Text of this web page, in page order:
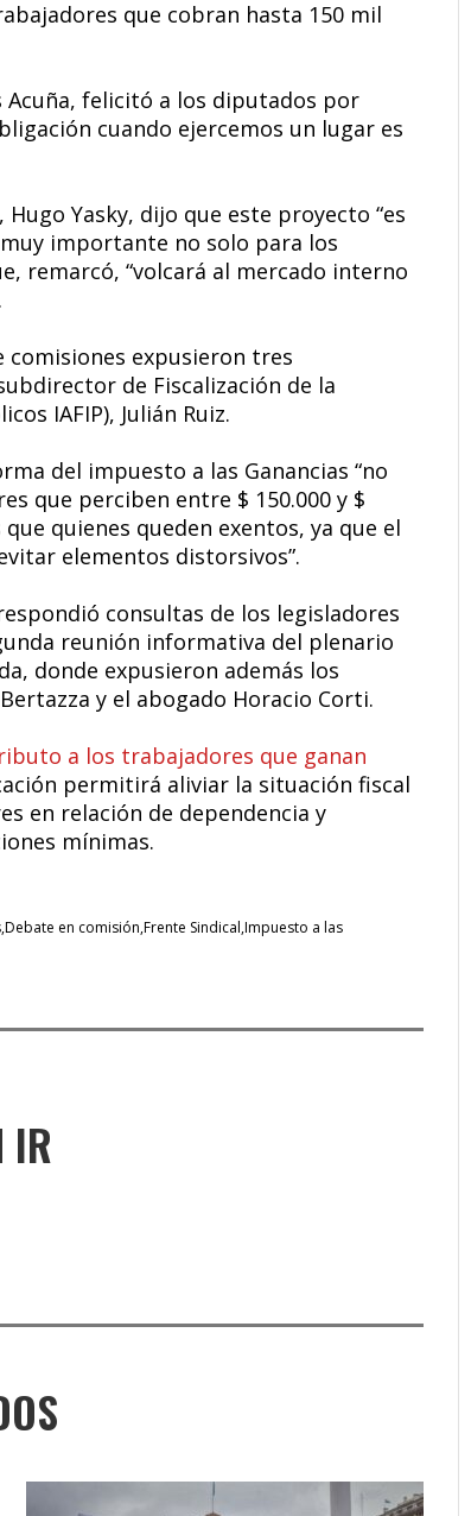
que cobran hasta 150 mil
Acuña, felicitó a los diputados por
cuando ejercemos un lugar es
Yasky, dijo que este proyecto “es
importante no solo para los
remarcó, “volcará al mercado interno
comisiones expusieron tres
de Fiscalización de la
IAFIP), Julián Ruiz.
del impuesto a las Ganancias “no
que perciben entre $ 150.000 y $
quienes queden exentos, ya que el
elementos distorsivos”.
consultas de los legisladores
reunión informativa del plenario
donde expusieron además los
y el abogado Horacio Corti.
a los trabajadores que ganan
permitirá aliviar la situación fiscal
en relación de dependencia y
mínimas.
Debate en comisión Frente Sindical Impuesto a las
IR